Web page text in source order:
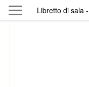
Skip to main content
Libretto di sala